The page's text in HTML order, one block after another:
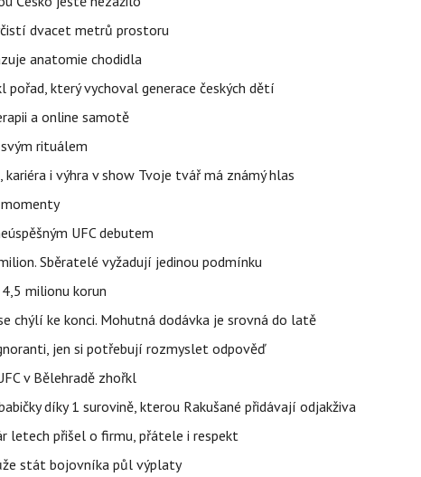
dvacet metrů prostoru
anatomie chodidla
pořad, který vychoval generace českých dětí
a online samotě
rituálem
i výhra v show Tvoje tvář má známý hlas
UFC debutem
Sběratelé vyžadují jedinou podmínku
milionu korun
chýlí ke konci. Mohutná dodávka je srovná do latě
jen si potřebují rozmyslet odpověď
v Bělehradě zhořkl
díky 1 surovině, kterou Rakušané přidávají odjakživa
letech přišel o firmu, přátele i respekt
stát bojovníka půl výplaty